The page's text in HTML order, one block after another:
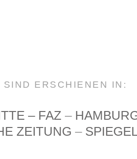
SIND ERSCHIENEN IN:
– FAZ –
ZEITUNG –